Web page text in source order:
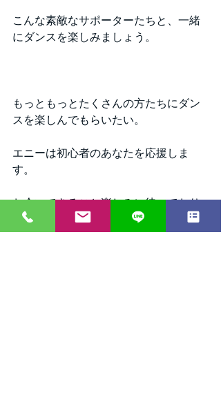
こんな素敵なサポーターたちと、一緒
にダンスを楽しみましょう。
もっともっとたくさんの方たちにダン
スを楽しんでもらいたい。
エニーは初心者のあなたを応援しま
す。
お会いできること楽しみに待っており
ます。